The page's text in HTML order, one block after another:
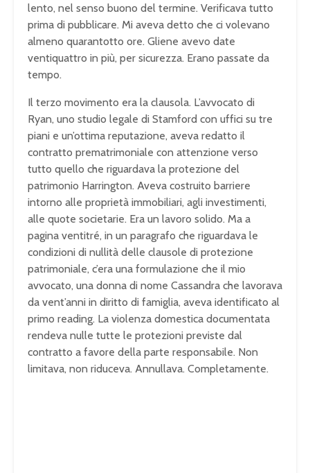
lento, nel senso buono del termine. Verificava tutto
prima di pubblicare. Mi aveva detto che ci volevano
almeno quarantotto ore. Gliene avevo date
ventiquattro in più, per sicurezza. Erano passate da
tempo.
Il terzo movimento era la clausola. L’avvocato di
Ryan, uno studio legale di Stamford con uffici su tre
piani e un’ottima reputazione, aveva redatto il
contratto prematrimoniale con attenzione verso
tutto quello che riguardava la protezione del
patrimonio Harrington. Aveva costruito barriere
intorno alle proprietà immobiliari, agli investimenti,
alle quote societarie. Era un lavoro solido. Ma a
pagina ventitré, in un paragrafo che riguardava le
condizioni di nullità delle clausole di protezione
patrimoniale, c’era una formulazione che il mio
avvocato, una donna di nome Cassandra che lavorava
da vent’anni in diritto di famiglia, aveva identificato al
primo reading. La violenza domestica documentata
rendeva nulle tutte le protezioni previste dal
contratto a favore della parte responsabile. Non
limitava, non riduceva. Annullava. Completamente.